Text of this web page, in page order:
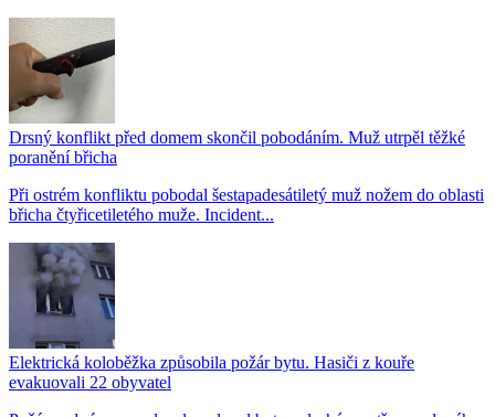
Drsný konflikt před domem skončil pobodáním. Muž utrpěl těžké
poranění břicha
Při ostrém konfliktu pobodal šestapadesátiletý muž nožem do oblasti
břicha čtyřicetiletého muže. Incident...
Elektrická koloběžka způsobila požár bytu. Hasiči z kouře
evakuovali 22 obyvatel